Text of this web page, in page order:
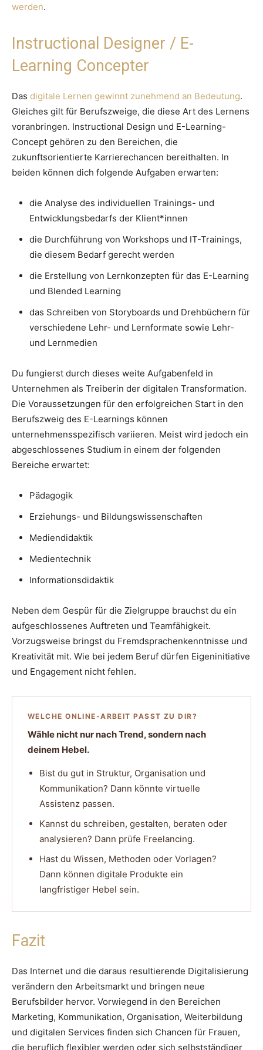
werden.
Instructional Designer / E-
Learning Concepter
Das digitale Lernen gewinnt zunehmend an Bedeutung.
Gleiches gilt für Berufszweige, die diese Art des Lernens
voranbringen. Instructional Design und E-Learning-
Concept gehören zu den Bereichen, die
zukunftsorientierte Karrierechancen bereithalten. In
beiden können dich folgende Aufgaben erwarten:
die Analyse des individuellen Trainings- und
Entwicklungsbedarfs der Klient*innen
die Durchführung von Workshops und IT-Trainings,
die diesem Bedarf gerecht werden
die Erstellung von Lernkonzepten für das E-Learning
und Blended Learning
das Schreiben von Storyboards und Drehbüchern für
verschiedene Lehr- und Lernformate sowie Lehr-
und Lernmedien
Du fungierst durch dieses weite Aufgabenfeld in
Unternehmen als Treiberin der digitalen Transformation.
Die Voraussetzungen für den erfolgreichen Start in den
Berufszweig des E-Learnings können
unternehmensspezifisch variieren. Meist wird jedoch ein
abgeschlossenes Studium in einem der folgenden
Bereiche erwartet:
Pädagogik
Erziehungs- und Bildungswissenschaften
Mediendidaktik
Medientechnik
Informationsdidaktik
Neben dem Gespür für die Zielgruppe brauchst du ein
aufgeschlossenes Auftreten und Teamfähigkeit.
Vorzugsweise bringst du Fremdsprachenkenntnisse und
Kreativität mit. Wie bei jedem Beruf dürfen Eigeninitiative
und Engagement nicht fehlen.
WELCHE ONLINE-ARBEIT PASST ZU DIR?
Wähle nicht nur nach Trend, sondern nach
deinem Hebel.
Bist du gut in Struktur, Organisation und
Kommunikation? Dann könnte virtuelle
Assistenz passen.
Kannst du schreiben, gestalten, beraten oder
analysieren? Dann prüfe Freelancing.
Hast du Wissen, Methoden oder Vorlagen?
Dann können digitale Produkte ein
langfristiger Hebel sein.
Fazit
Das Internet und die daraus resultierende Digitalisierung
verändern den Arbeitsmarkt und bringen neue
Berufsbilder hervor. Vorwiegend in den Bereichen
Marketing, Kommunikation, Organisation, Weiterbildung
und digitalen Services finden sich Chancen für Frauen,
die beruflich flexibler werden oder sich selbstständiger